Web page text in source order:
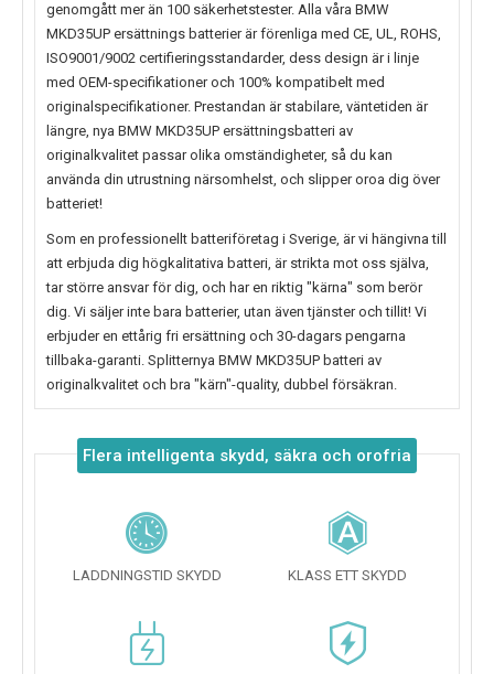
genomgått mer än 100 säkerhetstester. Alla våra BMW
MKD35UP ersättnings batterier är förenliga med CE, UL, ROHS,
ISO9001/9002 certifieringsstandarder, dess design är i linje
med OEM-specifikationer och 100% kompatibelt med
originalspecifikationer. Prestandan är stabilare, väntetiden är
längre, nya BMW MKD35UP ersättningsbatteri av
originalkvalitet passar olika omständigheter, så du kan
använda din utrustning närsomhelst, och slipper oroa dig över
batteriet!
Som en professionellt batteriföretag i Sverige, är vi hängivna till
att erbjuda dig högkalitativa batteri, är strikta mot oss själva,
tar större ansvar för dig, och har en riktig "kärna" som berör
dig. Vi säljer inte bara batterier, utan även tjänster och tillit! Vi
erbjuder en ettårig fri ersättning och 30-dagars pengarna
tillbaka-garanti. Splitternya BMW MKD35UP batteri av
originalkvalitet och bra "kärn"-quality, dubbel försäkran.
Flera intelligenta skydd, säkra och orofria
LADDNINGSTID SKYDD KLASS ETT SKYDD